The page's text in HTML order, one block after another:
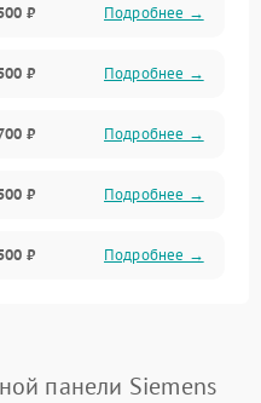
₽ Подробнее →
₽ Подробнее →
₽ Подробнее →
₽ Подробнее →
₽ Подробнее →
панели Siemens